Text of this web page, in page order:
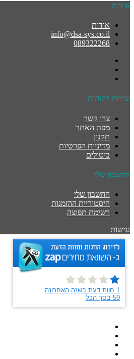
אודות
אודות
info@dsa-sys.co.il
089322268
שירות לקוחות
צרו קשר
מפת האתר
תקנון
מדיניות הפרטיות
ביטולים
החשבון שלי
החשבון שלי
היסטוריית ההזמנות
רשימת תפוצה
נגישות